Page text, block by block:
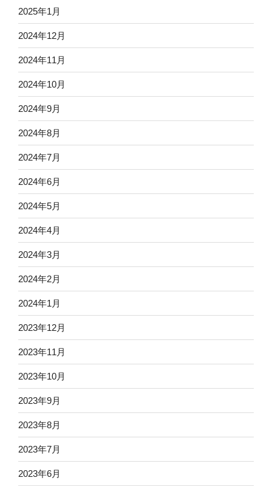
2025年1月
2024年12月
2024年11月
2024年10月
2024年9月
2024年8月
2024年7月
2024年6月
2024年5月
2024年4月
2024年3月
2024年2月
2024年1月
2023年12月
2023年11月
2023年10月
2023年9月
2023年8月
2023年7月
2023年6月